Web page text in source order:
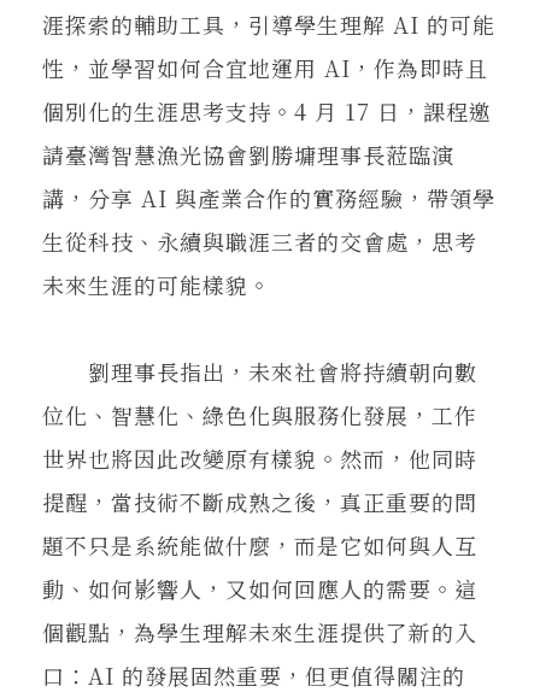
涯探索的輔助工具，引導學生理解 AI 的可能
性，並學習如何合宜地運用 AI，作為即時且
個別化的生涯思考支持。4 月 17 日，課程邀
請臺灣智慧漁光協會劉勝墉理事長蒞臨演
講，分享 AI 與產業合作的實務經驗，帶領學
生從科技、永續與職涯三者的交會處，思考
未來生涯的可能樣貌。
劉理事長指出，未來社會將持續朝向數
位化、智慧化、綠色化與服務化發展，工作
世界也將因此改變原有樣貌。然而，他同時
提醒，當技術不斷成熟之後，真正重要的問
題不只是系統能做什麼，而是它如何與人互
動、如何影響人，又如何回應人的需要。這
個觀點，為學生理解未來生涯提供了新的入
口：AI 的發展固然重要，但更值得關注的